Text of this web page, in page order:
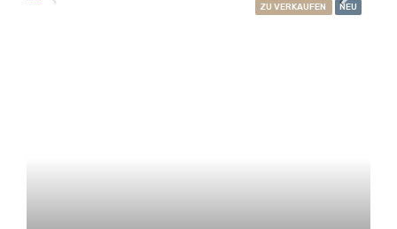
ZU VERKAUFEN NEU